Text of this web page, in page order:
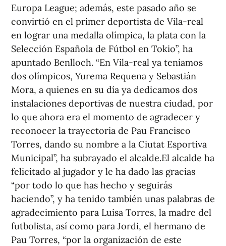
Europa League; además, este pasado año se
convirtió en el primer deportista de Vila-real
en lograr una medalla olímpica, la plata con la
Selección Española de Fútbol en Tokio”, ha
apuntado Benlloch. “En Vila-real ya teníamos
dos olímpicos, Yurema Requena y Sebastián
Mora, a quienes en su día ya dedicamos dos
instalaciones deportivas de nuestra ciudad, por
lo que ahora era el momento de agradecer y
reconocer la trayectoria de Pau Francisco
Torres, dando su nombre a la Ciutat Esportiva
Municipal”, ha subrayado el alcalde.El alcalde ha
felicitado al jugador y le ha dado las gracias
“por todo lo que has hecho y seguirás
haciendo”, y ha tenido también unas palabras de
agradecimiento para Luisa Torres, la madre del
futbolista, así como para Jordi, el hermano de
Pau Torres, “por la organización de este